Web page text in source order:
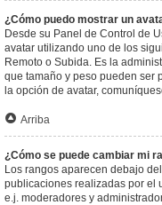
¿Cómo puedo mostrar un
Desde su Panel de Control de
avatar utilizando uno de los
Remoto o Subida. Es la
que tamaño y peso pueden ser
la opción de avatar,
Arriba
¿Cómo se puede cambiar mi
Los rangos aparecen debajo
publicaciones realizadas por el
e.j. moderadores y